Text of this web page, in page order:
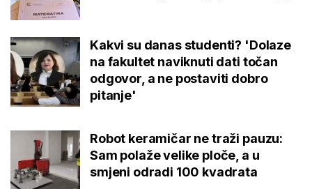
Kakvi su danas studenti? 'Dolaze
na fakultet naviknuti dati točan
odgovor, a ne postaviti dobro
pitanje'
Robot keramičar ne traži pauzu:
Sam polaže velike ploče, a u
smjeni odradi 100 kvadrata